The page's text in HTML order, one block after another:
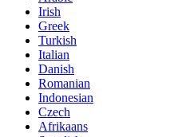
Irish
Greek
Turkish
Italian
Danish
Romanian
Indonesian
Czech
Afrikaans